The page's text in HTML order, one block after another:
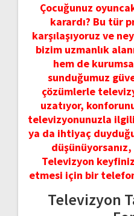
Çocuğunuz
karardı? Bu tür
karşılaşıyoruz ve
bizim uzmanlık
hem de
sunduğumuz
çözümlerle
uzatıyor,
televizyonunuzla ilgili
ya da ihtiyaç
Televizyon
etmesi için bir
Televizyon